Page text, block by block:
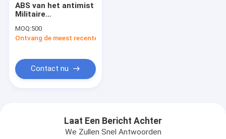
ABS van het antimist
Militaire
TPE Tactisch met
Ventilator
MOQ:500
Ontvang de meest recente Prijs
Contact nu
Laat Een Bericht Achter
We Zullen Snel Antwoorden